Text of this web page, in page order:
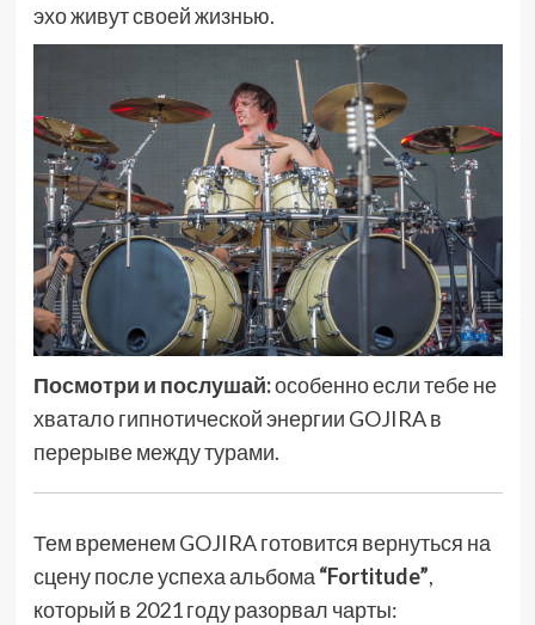
эхо живут своей жизнью.
Посмотри и послушай:особенно если тебе не
хватало гипнотической энергии GOJIRA в
перерыве между турами.
Тем временем GOJIRA готовится вернуться на
сцену после успеха альбома“Fortitude”,
который в 2021 году разорвал чарты: